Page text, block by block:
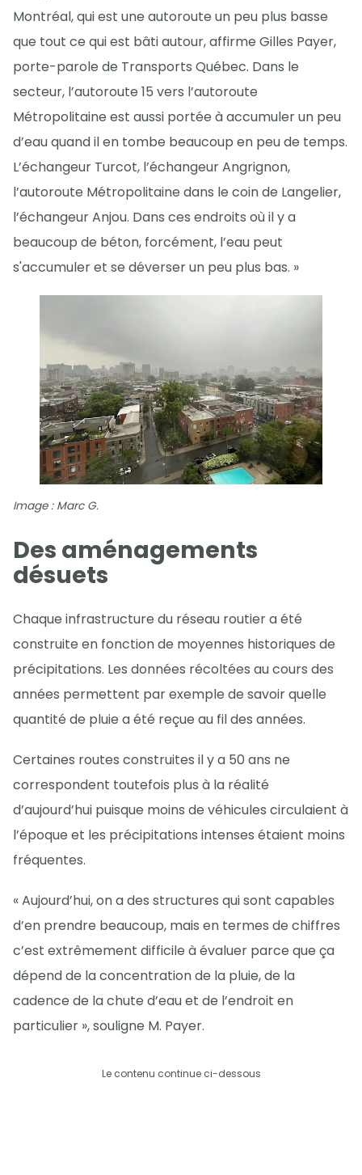
Montréal, qui est une autoroute un peu plus basse
que tout ce qui est bâti autour, affirme Gilles Payer,
porte-parole de Transports Québec. Dans le
secteur, l’autoroute 15 vers l’autoroute
Métropolitaine est aussi portée à accumuler un peu
d’eau quand il en tombe beaucoup en peu de temps.
L’échangeur Turcot, l’échangeur Angrignon,
l’autoroute Métropolitaine dans le coin de Langelier,
l’échangeur Anjou. Dans ces endroits où il y a
beaucoup de béton, forcément, l’eau peut
s'accumuler et se déverser un peu plus bas. »
Image : Marc G.
Des aménagements
désuets
Chaque infrastructure du réseau routier a été
construite en fonction de moyennes historiques de
précipitations. Les données récoltées au cours des
années permettent par exemple de savoir quelle
quantité de pluie a été reçue au fil des années.
Certaines routes construites il y a 50 ans ne
correspondent toutefois plus à la réalité
d’aujourd’hui puisque moins de véhicules circulaient à
l’époque et les précipitations intenses étaient moins
fréquentes.
« Aujourd’hui, on a des structures qui sont capables
d’en prendre beaucoup, mais en termes de chiffres
c’est extrêmement difficile à évaluer parce que ça
dépend de la concentration de la pluie, de la
cadence de la chute d’eau et de l’endroit en
particulier », souligne M. Payer.
Le contenu continue ci-dessous